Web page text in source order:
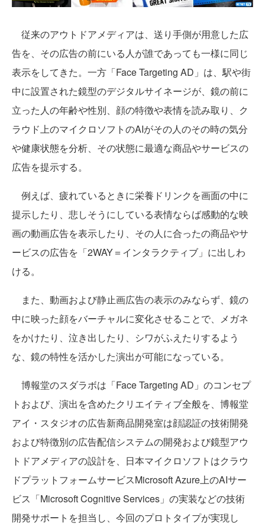
従来のアウトドアメディアは、送り手側が用意した広
告を、その広告の前にいる人が誰であっても一様に同じ
表示をしてきた。一方「Face Targeting AD」は、駅や街
中に設置された鏡型のデジタルサイネージが、鏡の前に
立った人の年齢や性別、顔の特徴や表情を読み取り、ク
ラウド上のマイクロソフトのAIがその人のその時の気分
や健康状態を分析、その状態に最適な商品やサービスの
広告を提示する。
例えば、疲れているときに栄養ドリンクを画面の中に
提示したり、悲しそうにしている表情ならば感動的な映
画の動画広告を表示したり、その人に合ったの商品やサ
ービスの広告を「2WAY＝インタラクティブ」に出しわ
ける。
また、動画および静止画広告の表示のみならず、鏡の
中に映った顔をバーチャルに変化させることで、メガネ
をかけたり、泣き出したり、シワがふえたりするよう
な、鏡の特性を活かした演出が可能になっている。
博報堂のスダラボは「Face Targeting AD」のコンセプ
トおよび、演出を含めたクリエイティブ全般を、博報堂
アイ・スタジオの広告新商品開発室は顔認証の技術開発
および特徴別の広告配信システムの開発および鏡型アウ
トドアメディアの設計を、日本マイクロソフトはクラウ
ドプラットフォームサービスMicrosoft Azure上のAIサー
ビス「Microsoft Cognitive Services」の実装などの技術
開発サポートを担当し、今回のプロトタイプが実現し